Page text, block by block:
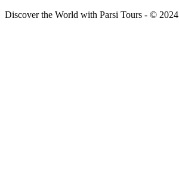
Discover the World with Parsi Tours - © 2024